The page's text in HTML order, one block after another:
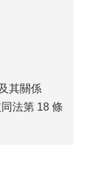
其關係
法第 18 條